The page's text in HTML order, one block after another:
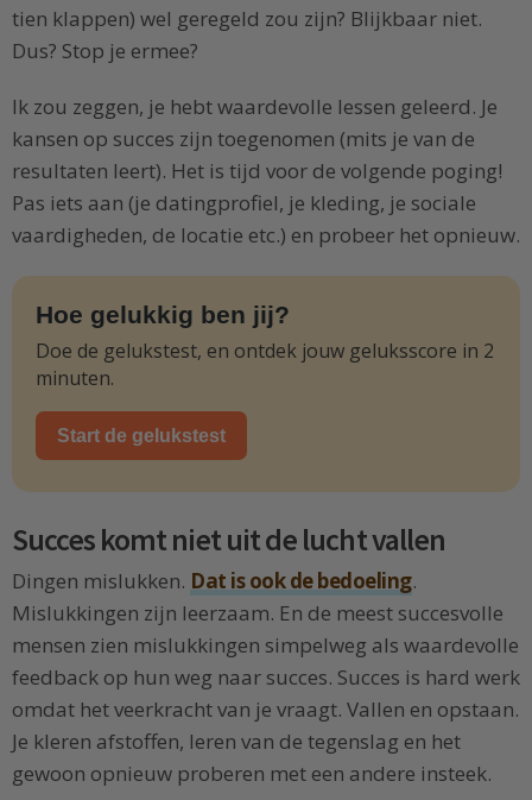
tien klappen) wel geregeld zou zijn? Blijkbaar niet.
Dus? Stop je ermee?
Ik zou zeggen, je hebt waardevolle lessen geleerd. Je
kansen op succes zijn toegenomen (mits je van de
resultaten leert). Het is tijd voor de volgende poging!
Pas iets aan (je datingprofiel, je kleding, je sociale
vaardigheden, de locatie etc.) en probeer het opnieuw.
Hoe gelukkig ben jij?
Doe de gelukstest, en ontdek jouw geluksscore in 2
minuten.
Start de gelukstest
Succes komt niet uit de lucht vallen
Dingen mislukken. Dat is ook de bedoeling.
Mislukkingen zijn leerzaam. En de meest succesvolle
mensen zien mislukkingen simpelweg als waardevolle
feedback op hun weg naar succes. Succes is hard werk
omdat het veerkracht van je vraagt. Vallen en opstaan.
Je kleren afstoffen, leren van de tegenslag en het
gewoon opnieuw proberen met een andere insteek.